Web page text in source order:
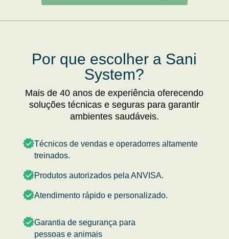
Por que escolher a Sani
System?
Mais de 40 anos de experiência oferecendo
soluções técnicas e seguras para garantir
ambientes saudáveis.
Técnicos de vendas e operadorres altamente
treinados.
Produtos autorizados pela ANVISA.
Atendimento rápido e personalizado.
Garantia de segurança para
pessoas e animais